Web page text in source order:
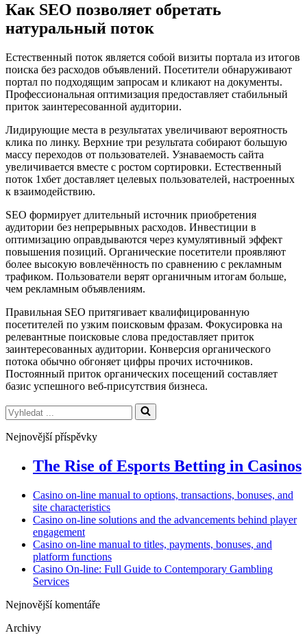
Как SEO позволяет обретать
натуральный поток
Естественный поток является собой визиты портала из итогов
поиска без расходов объявлений. Посетители обнаруживают
портал по подходящим запросам и кликают на документы.
Профессиональная оптимизация предоставляет стабильный
приток заинтересованной аудитории.
Лидирующие места в результатах увеличивают вероятность
клика по линку. Верхние три результата собирают большую
массу переходов от пользователей. Узнаваемость сайта
увеличивается вместе с ростом сортировки. Естественный
поток 1хбет доставляет целевых пользователей, настроенных
к взаимодействию.
SEO формирует длительный источник приобретения
аудитории без непрерывных расходов. Инвестиции в
оптимизацию оправдываются через кумулятивный эффект
повышения позиций. Органические посетители проявляют
более высокую вовлечённость по сравнению с рекламным
трафиком. Пользователи верят органичным итогам больше,
чем рекламным объявлениям.
Правильная SEO притягивает квалифицированную
посетителей по узким поисковым фразам. Фокусировка на
релевантные поисковые слова предоставляет приток
заинтересованных аудитории. Конверсия органического
потока обычно обгоняет цифры прочих источников.
Постоянный приток органических посещений составляет
базис успешного веб-присутствия бизнеса.
Vyhledat
...
Nejnovější příspěvky
The Rise of Esports Betting in Casinos
Casino on-line manual to options, transactions, bonuses, and
site characteristics
Casino on-line solutions and the advancements behind player
engagement
Casino on-line manual to titles, payments, bonuses, and
platform functions
Casino On-line: Full Guide to Contemporary Gambling
Services
Nejnovější komentáře
Archivy